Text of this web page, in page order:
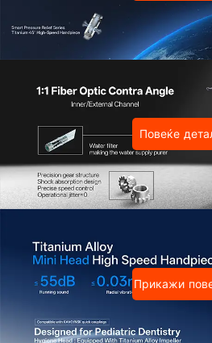
Повеќе
Прикажи